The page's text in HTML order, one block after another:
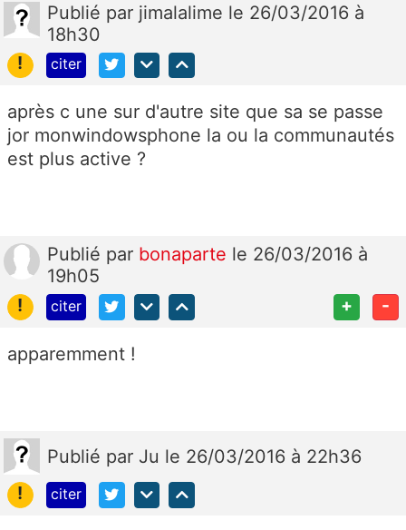
Publié par jimalalime le 26/03/2016 à
18h30
!
citer
après c une sur d'autre site que sa se passe
jor monwindowsphone la ou la communautés
est plus active ?
Publié par bonaparte le 26/03/2016 à
19h05
!
citer + -
apparemment !
Publié par Ju le 26/03/2016 à 22h36
!
citer